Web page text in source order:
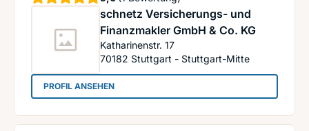
schnetz Versicherungs- und
Finanzmakler GmbH & Co. KG
Katharinenstr. 17
70182 Stuttgart - Stuttgart-Mitte
PROFIL ANSEHEN: schnetz Versicherungs- und Finanzmakler